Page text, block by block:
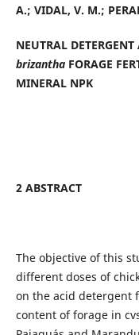
A.; VIDAL, V. M.;
NEUTRAL
brizanthaFORAGE
MINERAL NPK
2 ABSTRACT
The objective of this
different doses of
on the acid detergent
content of forage in